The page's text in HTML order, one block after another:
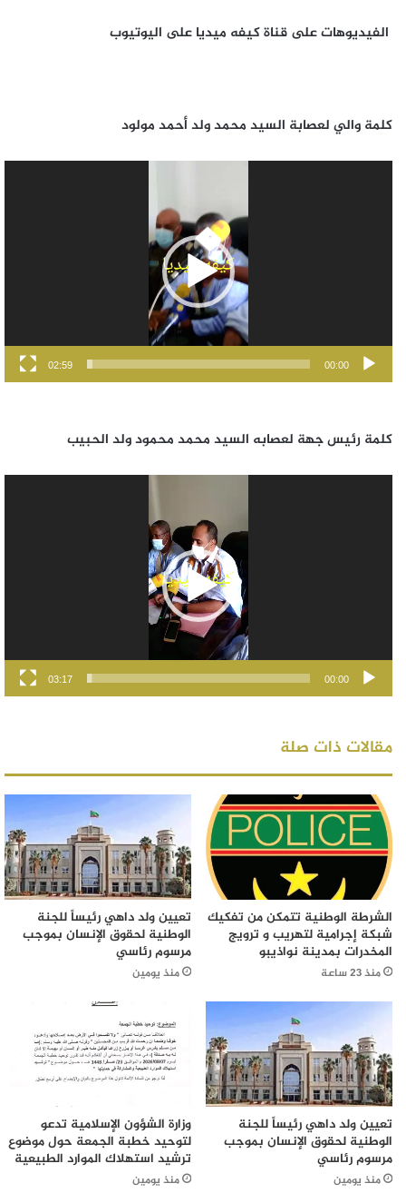
الفيديوهات على قناة كيفه ميديا على اليوتيوب
كلمة والي لعصابة السيد محمد ولد أحمد مولود
00:00
02:59
كلمة رئيس جهة لعصابه السيد محمد محمود ولد الحبيب
00:00
03:17
مقالات ذات صلة
الشرطة الوطنية تتمكن من تفكيك
شبكة إجرامية لتهريب و ترويج
المخدرات بمدينة نواذيبو
منذ 23 ساعة
تعيين ولد داهي رئيساً للجنة
الوطنية لحقوق الإنسان بموجب
مرسوم رئاسي
منذ يومين
تعيين ولد داهي رئيساً للجنة
الوطنية لحقوق الإنسان بموجب
مرسوم رئاسي
منذ يومين
وزارة الشؤون الإسلامية تدعو
لتوحيد خطبة الجمعة حول موضوع
ترشيد استهلاك الموارد الطبيعية
منذ يومين